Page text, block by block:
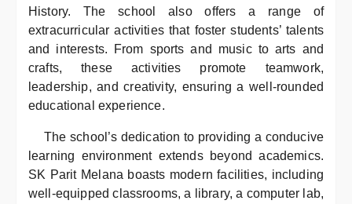
History. The school also offers a range of
extracurricular activities that foster students’ talents
and interests. From sports and music to arts and
crafts, these activities promote teamwork,
leadership, and creativity, ensuring a well-rounded
educational experience.
The school’s dedication to providing a conducive
learning environment extends beyond academics.
SK Parit Melana boasts modern facilities, including
well-equipped classrooms, a library, a computer lab,